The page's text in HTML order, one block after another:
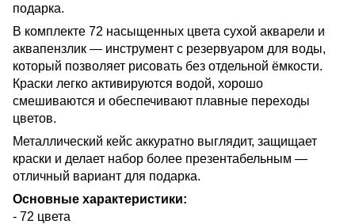
подарка.
В комплекте 72 насыщенных цвета сухой акварели и
аквапензлик — инструмент с резервуаром для воды,
который позволяет рисовать без отдельной ёмкости.
Краски легко активируются водой, хорошо
смешиваются и обеспечивают плавные переходы
цветов.
Металлический кейс аккуратно выглядит, защищает
краски и делает набор более презентабельным —
отличный вариант для подарка.
Основные характеристики:
- 72 цвета